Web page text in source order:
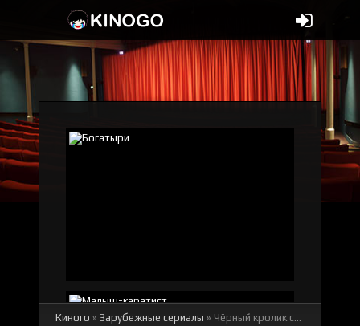
Киного » Зарубежные сериалы » Чёрный кролик смотреть онлайн бесплатно